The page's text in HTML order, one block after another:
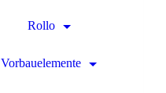
Rollo
Vorbauelemente